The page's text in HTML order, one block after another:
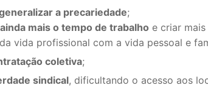
a precariedade;
mais o tempo de trabalho e criar
vida profissional com a vida pessoal e
coletiva;
sindical, dificultando o acesso aos